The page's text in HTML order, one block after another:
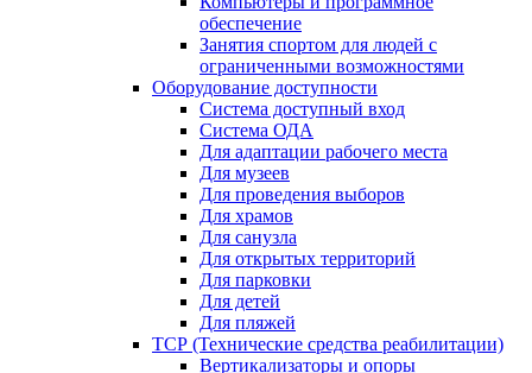
обеспечение
Занятия спортом для людей с
ограниченными возможностями
Оборудование доступности
Система доступный вход
Система ОДА
Для адаптации рабочего места
Для музеев
Для проведения выборов
Для храмов
Для санузла
Для открытых территорий
Для парковки
Для детей
Для пляжей
ТСР (Технические средства реабилитации)
Вертикализаторы и опоры